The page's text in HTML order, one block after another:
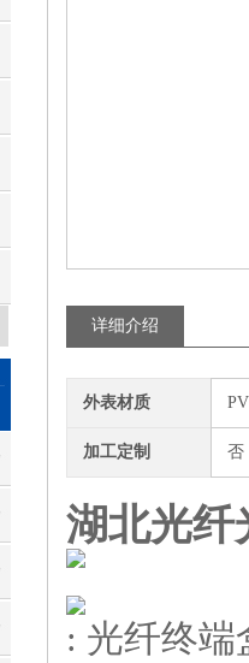
详细介绍
外表材质
加工定制 否
湖北光纤
: 光纤终端